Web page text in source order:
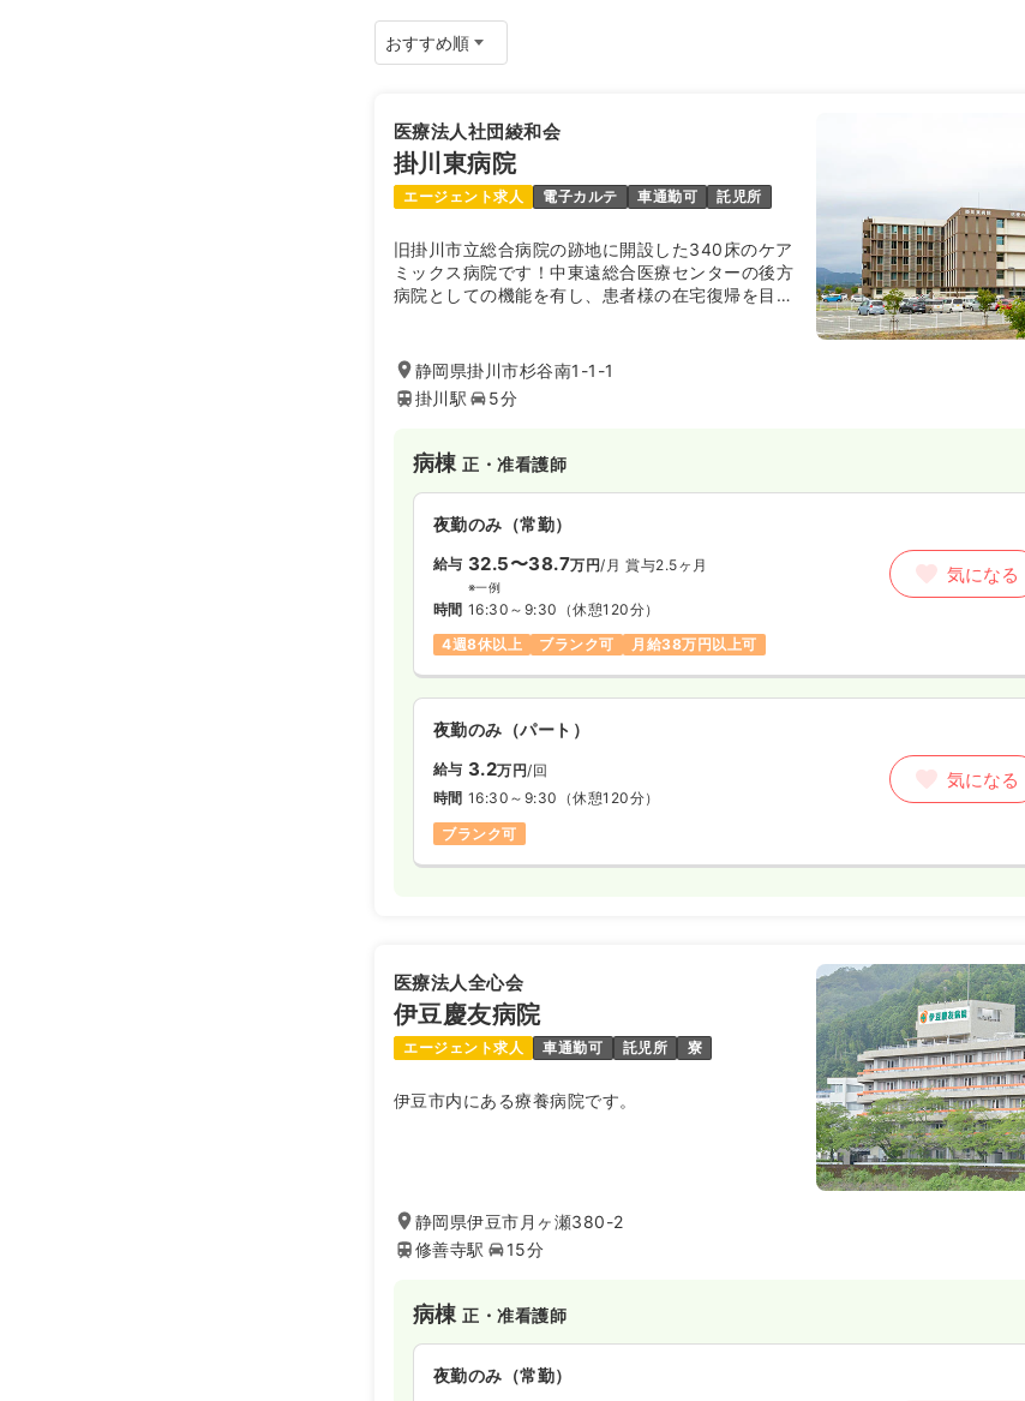
医療法人社団綾和会
掛川東病院
エージェント求人 電子カルテ 車通勤可 託児所
旧掛川市立総合病院の跡地に開設した340床のケア
ミックス病院です！中東遠総合医療センターの後方
病院としての機能を有し、患者様の在宅復帰を目指
静岡県掛川市杉谷南1-1-1
掛川駅
5分
病棟正・准看護師
夜勤のみ（常勤）
給与 32.5〜38.7万円/月 賞与2.5ヶ月
※一例
時間 16:30～9:30 （休憩120分）
4週8休以上
ブランク可 月給38万円以上可
気になる
夜勤のみ（パート）
給与 3.2万円/回
時間 16:30～9:30 （休憩120分）
ブランク可
気になる
医療法人全心会
伊豆慶友病院
エージェント求人 車通勤可 託児所 寮
伊豆市内にある療養病院です。
静岡県伊豆市月ヶ瀬380-2
修善寺駅
15分
病棟正・准看護師
夜勤のみ（常勤）